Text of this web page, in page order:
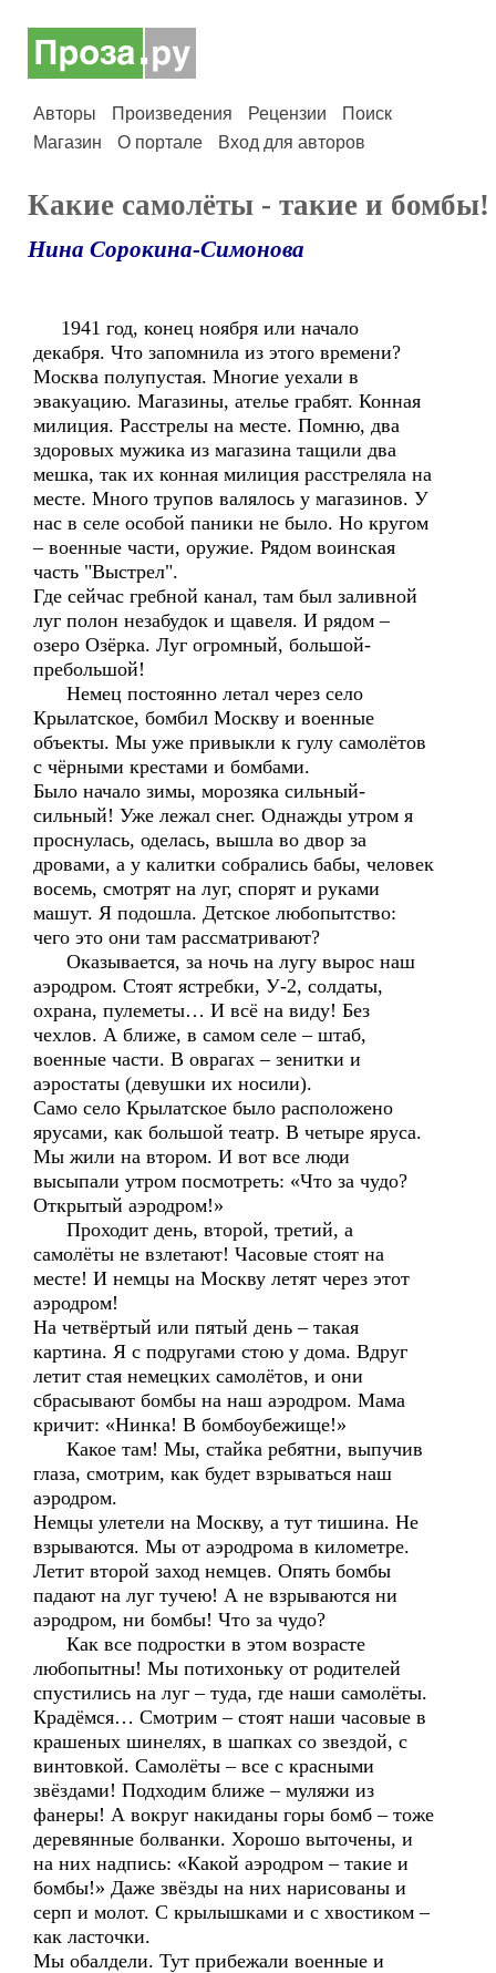
Авторы Произведения Рецензии
Поиск
Магазин
О портале Вход для авторов
Какие самолёты - такие и бомбы!
Нина Сорокина-Симонова
1941 год, конец ноября или начало
декабря. Что запомнила из этого времени?
Москва полупустая. Многие уехали в
эвакуацию. Магазины, ателье грабят. Конная
милиция. Расстрелы на месте. Помню, два
здоровых мужика из магазина тащили два
мешка, так их конная милиция расстреляла на
месте. Много трупов валялось у магазинов. У
нас в селе особой паники не было. Но кругом
– военные части, оружие. Рядом воинская
часть "Выстрел".
Где сейчас гребной канал, там был заливной
луг полон незабудок и щавеля. И рядом –
озеро Озёрка. Луг огромный, большой-
пребольшой!
Немец постоянно летал через село
Крылатское, бомбил Москву и военные
объекты. Мы уже привыкли к гулу самолётов
с чёрными крестами и бомбами.
Было начало зимы, морозяка сильный-
сильный! Уже лежал снег. Однажды утром я
проснулась, оделась, вышла во двор за
дровами, а у калитки собрались бабы, человек
восемь, смотрят на луг, спорят и руками
машут. Я подошла. Детское любопытство:
чего это они там рассматривают?
Оказывается, за ночь на лугу вырос наш
аэродром. Стоят ястребки, У-2, солдаты,
охрана, пулеметы… И всё на виду! Без
чехлов. А ближе, в самом селе – штаб,
военные части. В оврагах – зенитки и
аэростаты (девушки их носили).
Само село Крылатское было расположено
ярусами, как большой театр. В четыре яруса.
Мы жили на втором. И вот все люди
высыпали утром посмотреть: «Что за чудо?
Открытый аэродром!»
Проходит день, второй, третий, а
самолёты не взлетают! Часовые стоят на
месте! И немцы на Москву летят через этот
аэродром!
На четвёртый или пятый день – такая
картина. Я с подругами стою у дома. Вдруг
летит стая немецких самолётов, и они
сбрасывают бомбы на наш аэродром. Мама
кричит: «Нинка! В бомбоубежище!»
Какое там! Мы, стайка ребятни, выпучив
глаза, смотрим, как будет взрываться наш
аэродром.
Немцы улетели на Москву, а тут тишина. Не
взрываются. Мы от аэродрома в километре.
Летит второй заход немцев. Опять бомбы
падают на луг тучею! А не взрываются ни
аэродром, ни бомбы! Что за чудо?
Как все подростки в этом возрасте
любопытны! Мы потихоньку от родителей
спустились на луг – туда, где наши самолёты.
Крадёмся… Смотрим – стоят наши часовые в
крашеных шинелях, в шапках со звездой, с
винтовкой. Самолёты – все с красными
звёздами! Подходим ближе – муляжи из
фанеры! А вокруг накиданы горы бомб – тоже
деревянные болванки. Хорошо выточены, и
на них надпись: «Какой аэродром – такие и
бомбы!» Даже звёзды на них нарисованы и
серп и молот. С крылышками и с хвостиком –
как ласточки.
Мы обалдели. Тут прибежали военные и